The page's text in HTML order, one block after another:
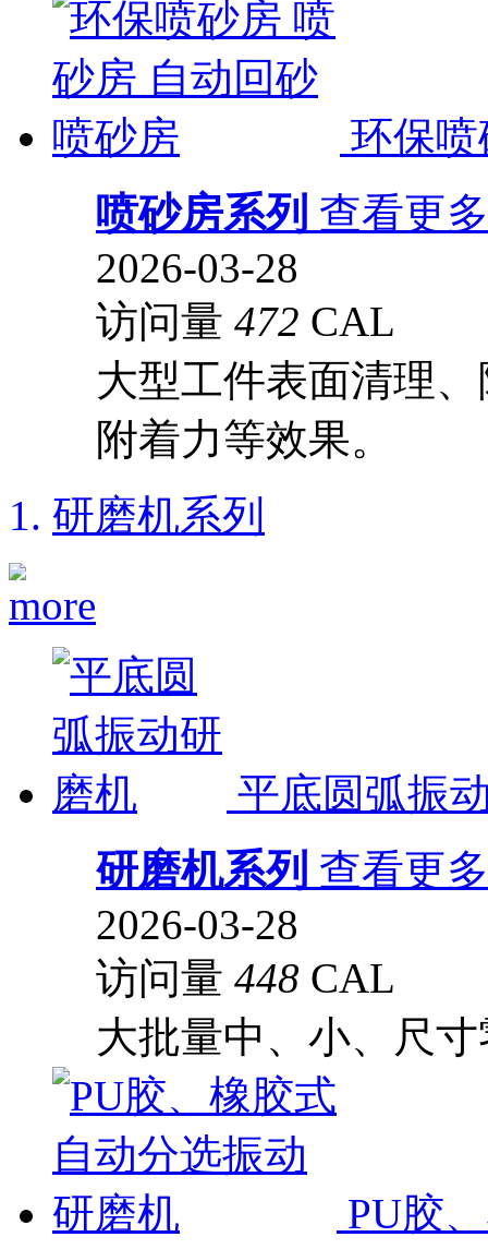
环保
喷砂房系列 查看更多
2026-03-28
访问量 472 CAL
大型工件表面清理
附着力等效果。
研磨机系列
平底圆弧振
研磨机系列 查看更多
2026-03-28
访问量 448 CAL
大批量中、小、尺
PU胶